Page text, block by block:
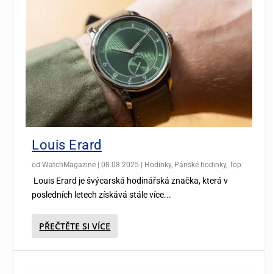
Louis Erard
odWatchMagazine |08.08.2025 Hodinky, Pánské hodinky,Top
Louis Erard je švýcarská hodinářská značka, která v
posledních letech získává stále více...
PŘEČTĚTE SI VÍCE